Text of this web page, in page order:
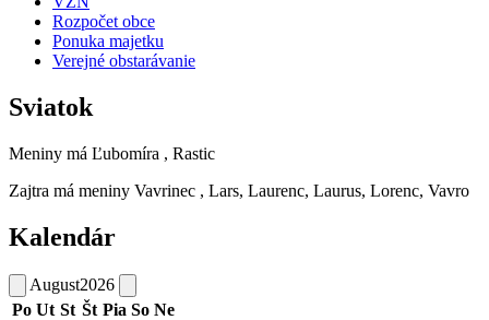
Rozpočet obce
Ponuka majetku
Verejné obstarávanie
Sviatok
Meniny má Ľubomíra , Rastic
Zajtra má meniny Vavrinec , Lars, Laurenc, Laurus, Lorenc, Vavro
Kalendár
August2026
Po Ut St Št Pia So Ne